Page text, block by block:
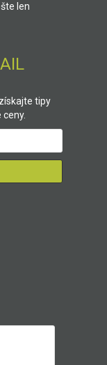
len
tipy